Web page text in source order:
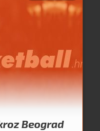
Beograd